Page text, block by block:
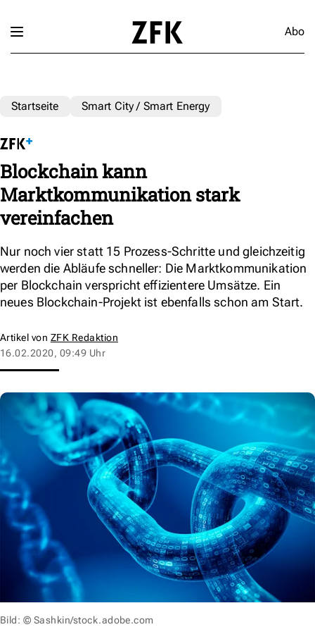
Abo
Startseite Smart City / Smart Energy
Blockchain kann
Marktkommunikation stark
vereinfachen
Nur noch vier statt 15 Prozess-Schritte und gleichzeitig
werden die Abläufe schneller: Die Marktkommunikation
per Blockchain verspricht effizientere Umsätze. Ein
neues Blockchain-Projekt ist ebenfalls schon am Start.
Artikel von ZFK Redaktion
16.02.2020, 09:49 Uhr
Bild: © Sashkin/stock.adobe.com